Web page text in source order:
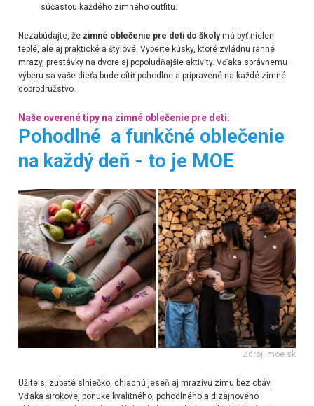
súčasťou každého zimného outfitu.
Nezabúdajte, že zimné oblečenie pre deti do školymá byť nielen
teplé, ale aj praktické a štýlové. Vyberte kúsky, ktoré zvládnu ranné
mrazy, prestávky na dvore aj popoludňajšie aktivity. Vďaka správnemu
výberu sa vaše dieťa bude cítiť pohodlne a pripravené na každé zimné
dobrodružstvo.
Naše overené tipy na zimné oblečenie pre deti:
Pohodlné a funkčné oblečenie
na každý deň - to je MOE
Zdroj: moe.sk
Užite si zubaté slniečko, chladnú jeseň aj mrazivú zimu bez obáv.
Vďaka širokovej ponuke kvalitného, pohodlného a dizajnového